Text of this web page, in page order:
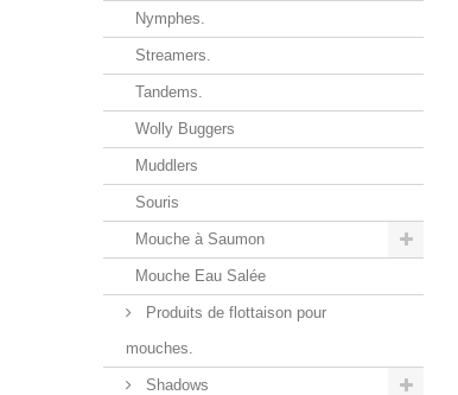
Nymphes.
Streamers.
Tandems.
Wolly Buggers
Muddlers
Souris
Mouche à Saumon
Mouche Eau Salée
Produits de flottaison pour
mouches.
Shadows